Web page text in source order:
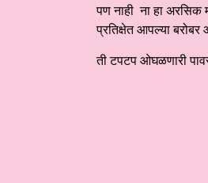
पण नाही ना हा अरसिक
प्रतिक्षेत आपल्या
ती टपटप ओघळणारी